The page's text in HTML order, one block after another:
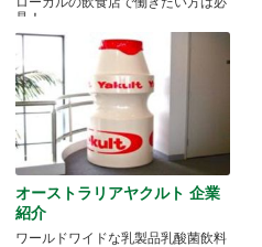
見！
オーストラリアヤクルト 企業
紹介
ワールドワイドな乳製品乳酸菌飲料